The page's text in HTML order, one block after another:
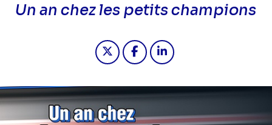
Un an chez les petits champions
Partager "2024-10-01 23:40 - Le
Partager "2024-10-01